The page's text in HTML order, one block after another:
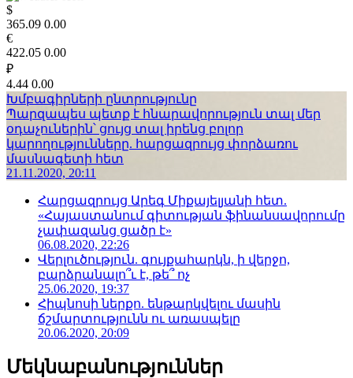
$
365.09 0.00
€
422.05 0.00
₽
4.44 0.00
Խմբագիրների ընտրությունը
Պարզապես պետք է հնարավորություն տալ մեր
օդաչուներին՝ ցույց տալ իրենց բոլոր
կարողությունները. հարցազրույց փորձառու
մասնագետի հետ
21.11.2020, 20:11
Հարցազրույց Արեգ Միքայելյանի հետ.
«Հայաստանում գիտության ֆինանսավորումը
չափազանց ցածր է»
06.08.2020, 22:26
Վերլուծություն. գույքահարկն, ի վերջո,
բարձրանալո՞ւ է, թե՞ ոչ
25.06.2020, 19:37
Հիպնոսի ներքո. ենթարկվելու մասին
ճշմարտությունն ու առասպելը
20.06.2020, 20:09
Մեկնաբանություններ